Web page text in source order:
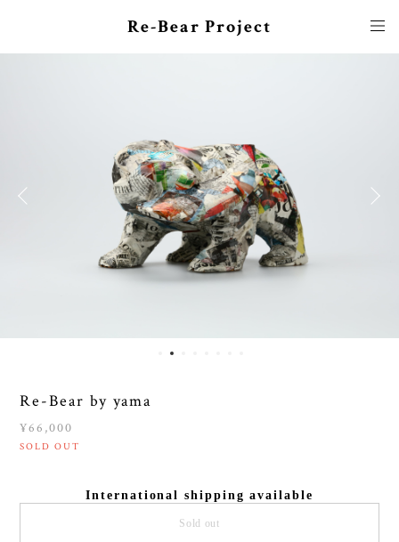
Re-Bear Project
Re-Bear by yama
¥66,000
SOLD OUT
International shipping available
Sold out